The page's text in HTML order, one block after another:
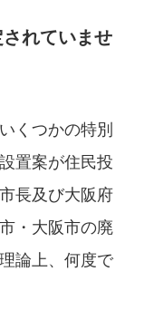
されていませ
くつかの特別
置案が住民投
長及び大阪府
・大阪市の廃
論上、何度で